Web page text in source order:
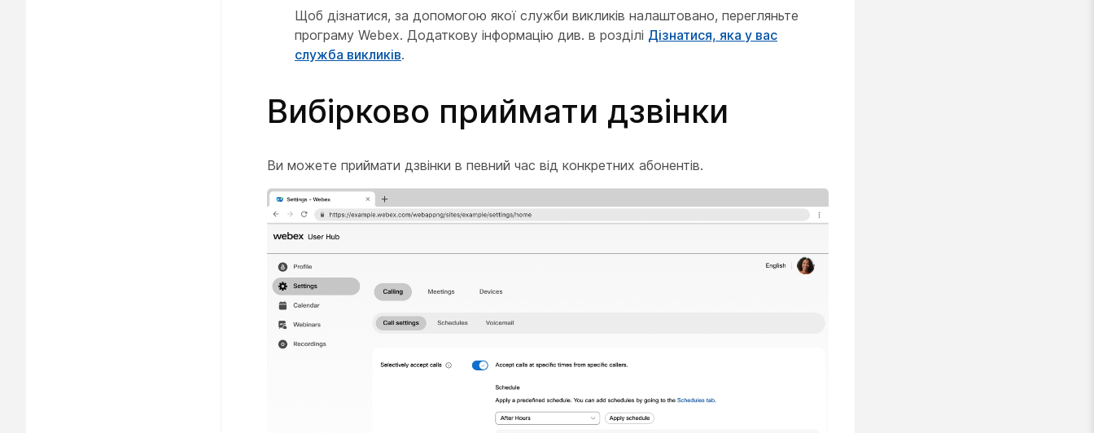
Щоб дізнатися, за допомогою якої служби викликів налаштовано, перегляньте
програму Webex. Додаткову інформацію див. в розділі Дізнатися, яка у вас
служба викликів.
Вибірково приймати дзвінки
Ви можете приймати дзвінки в певний час від конкретних абонентів.